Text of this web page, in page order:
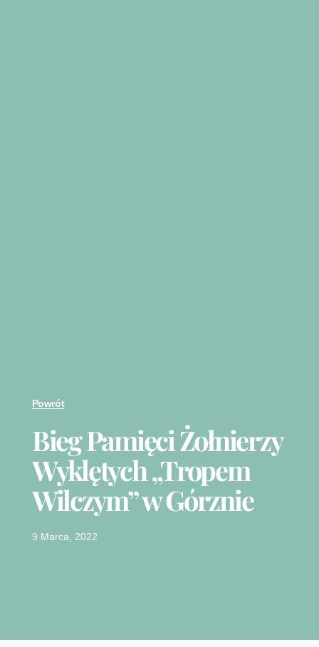
Powrót
Bieg Pamięci Żołnierzy
Wyklętych „Tropem
Wilczym” w Górznie
9 Marca, 2022